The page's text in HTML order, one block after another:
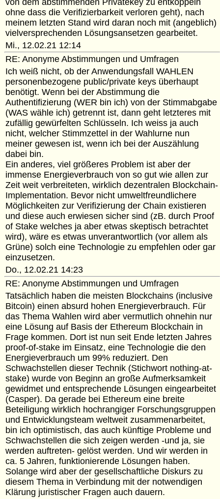
ohne dass die Verifizierbarkeit verloren geht), nach
meinem letzten Stand wird daran noch mit (angeblich)
vielversprechenden Lösungsansetzen gearbeitet.
Mi., 12.02.21 12:14
RE: Anonyme Abstimmungen und Umfragen
Ich weiß nicht, ob der Anwendungsfall WAHLEN
personenbezogene public/private keys überhaupt
benötigt. Wenn bei der Abstimmung die
Authentifizierung (WER bin ich) von der Stimmabgabe
(WAS wähle ich) getrennt ist, dann geht letzteres mit
zufällig gewürfelten Schlüsseln. Ich weiss ja auch
nicht, welcher Stimmzettel in der Wahlurne nun
meiner gewesen ist, wenn ich bei der Auszählung
dabei bin.
Ein anderes, viel größeres Problem ist aber der
immense Energieverbrauch von so gut wie allen zur
Zeit weit verbreiteten, wirklich dezentralen Blockchain-
Implementation. Bevor nicht umweltfreundlichere
Möglichkeiten zur Verifizierung der Chain existieren
und diese auch erwiesen sicher sind (zB. durch Proof
of Stake welches ja aber etwas skeptisch betrachtet
wird), wäre es etwas unverantwortlich (vor allem als
Grüne) solch eine Technologie zu empfehlen oder gar
einzusetzen.
Do., 12.02.21 14:23
RE: Anonyme Abstimmungen und Umfragen
Tatsächlich haben die meisten Blockchains (inclusive
Bitcoin) einen absurd hohen Energieverbrauch. Für
das Thema Wahlen wird aber vermutlich ohnehin nur
eine Lösung auf Basis der Ethereum Blockchain in
Frage kommen. Dort ist nun seit Ende letzten Jahres
proof-of-stake im Einsatz, eine Technologie die den
Energieverbrauch um 99% reduziert. Den
Schwachstellen dieser Technik (Stichwort nothing-at-
stake) wurde von Beginn an große Aufmerksamkeit
gewidmet und entsprechende Lösungen eingearbeitet
(Casper). Da gerade bei Ethereum eine breite
Beteiligung wirklich hochrangiger Forschungsgruppen
und Entwicklungsteam weltweit zusammenarbeitet,
bin ich optimistisch, das auch künftige Probleme und
Schwachstellen die sich zeigen werden -und ja, sie
werden auftreten- gelöst werden. Und wir werden in
ca. 5 Jahren, funktionierende Lösungen haben.
Solange wird aber der gesellschaftliche Diskurs zu
diesem Thema in Verbindung mit der notwendigen
Klärung juristischer Fragen auch dauern.